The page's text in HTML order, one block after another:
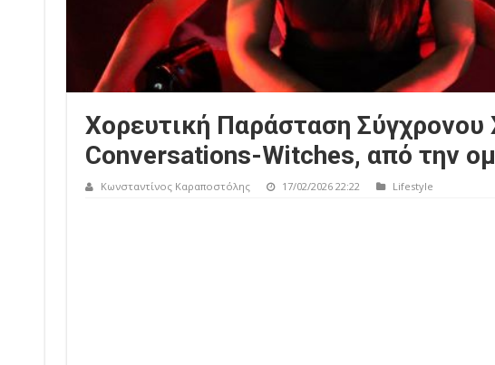
Χορευτική Παράσταση
Conversations-Witches, από την
Κωνσταντίνος Καραποστόλης 17/02/2026 22:22 Lifestyle